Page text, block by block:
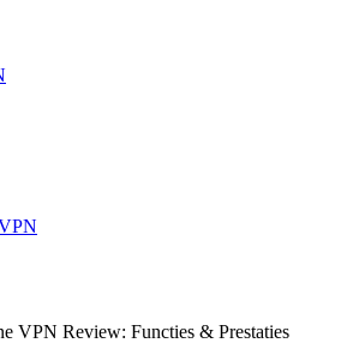
VPN Review: Functies & Prestaties